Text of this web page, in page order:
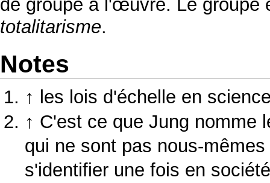
de groupe à l'œuvre. Le groupe
totalitarisme.
Notes
↑ les lois d'échelle en
↑ C'est ce que Jung nomme
qui ne sont pas nous-
s'identifier une fois en